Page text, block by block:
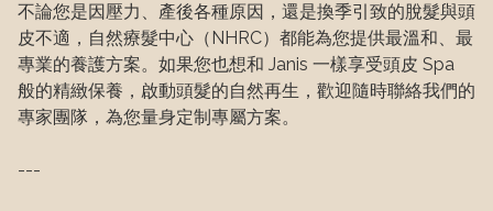
不論您是因壓力、產後各種原因，還是換季引致的脫髮與頭
皮不適，自然療髮中心（NHRC）都能為您提供最溫和、最
專業的養護方案。如果您也想和 Janis 一樣享受頭皮 Spa
般的精緻保養，啟動頭髮的自然再生，歡迎隨時聯絡我們的
專家團隊，為您量身定制專屬方案。
---